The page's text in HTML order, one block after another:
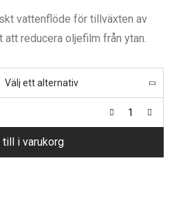
vattenflöde för tillväxten av
reducera oljefilm från ytan.
till i varukorg